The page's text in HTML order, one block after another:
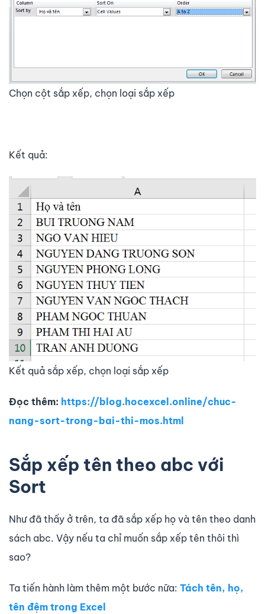
Chọn cột sắp xếp, chọn loại sắp xếp
Kết quả:
Kết quả sắp xếp, chọn loại sắp xếp
Đọc thêm: https://blog.hocexcel.online/chuc-
nang-sort-trong-bai-thi-mos.html
Sắp xếp tên theo abc với
Sort
Như đã thấy ở trên, ta đã sắp xếp họ và tên theo danh
sách abc. Vậy nếu ta chỉ muốn sắp xếp tên thôi thì
sao?
Ta tiến hành làm thêm một bước nữa: Tách tên, họ,
tên đệm trong Excel